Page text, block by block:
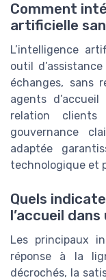
Comment
artificielle
L’intelligence
outil
échanges, sans
agents
relation
gouvernance
adaptée
technologique et
Quels
l’accueil
Les principaux
réponse à la
décrochés, la